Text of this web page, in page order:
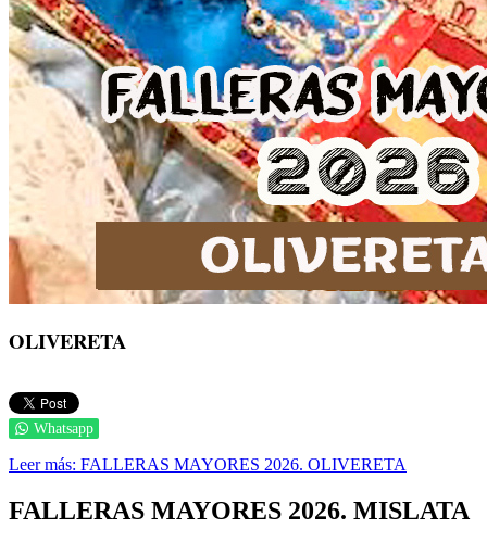
OLIVERETA
Whatsapp
Leer más: FALLERAS MAYORES 2026. OLIVERETA
FALLERAS MAYORES 2026. MISLATA